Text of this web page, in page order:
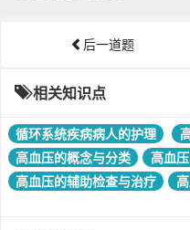
后一道题
相关知识点
循环系统疾病病人的护理
高血压的概念与分类
高血
高血压的辅助检查与治疗